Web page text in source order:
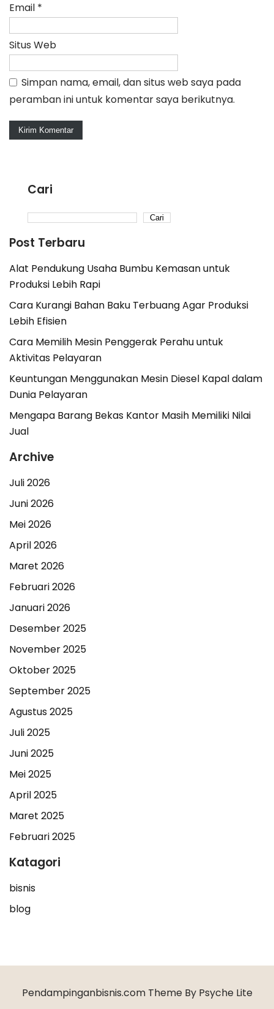
Email *
Situs Web
Simpan nama, email, dan situs web saya pada
peramban ini untuk komentar saya berikutnya.
Cari
Cari
Post Terbaru
Alat Pendukung Usaha Bumbu Kemasan untuk
Produksi Lebih Rapi
Cara Kurangi Bahan Baku Terbuang Agar Produksi
Lebih Efisien
Cara Memilih Mesin Penggerak Perahu untuk
Aktivitas Pelayaran
Keuntungan Menggunakan Mesin Diesel Kapal dalam
Dunia Pelayaran
Mengapa Barang Bekas Kantor Masih Memiliki Nilai
Jual
Archive
Juli 2026
Juni 2026
Mei 2026
April 2026
Maret 2026
Februari 2026
Januari 2026
Desember 2025
November 2025
Oktober 2025
September 2025
Agustus 2025
Juli 2025
Juni 2025
Mei 2025
April 2025
Maret 2025
Februari 2025
Katagori
bisnis
blog
Pendampinganbisnis.com Theme By Psyche Lite